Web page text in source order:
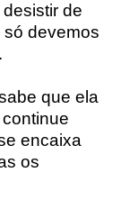
de
devemos
que ela
encaixa
os